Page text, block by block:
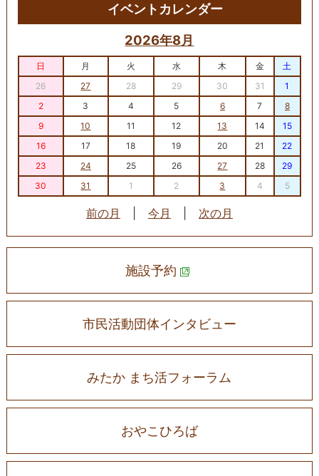
イベントカレンダー
2026年8月
日 月 火 水 木 金
土
26
27 28 29 30 31
1
2
3 4 5 6 7
8
9
10 11 12 13 14
15
16
17 18 19 20 21
22
23
24 25 26 27 28
29
30
31 1 2 3 4 5
前の月 今月 次の月
施設予約
市民活動団体インタビュー
みたか まち活フォーラム
おやこひろば